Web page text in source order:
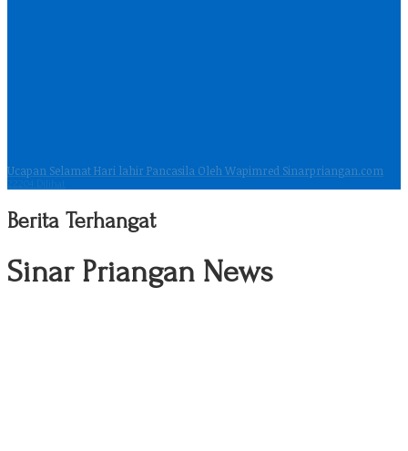
Ucapan Selamat Hari lahir Pancasila Oleh Wapimred Sinarpriangan.com
22204 Dilihat
Berita Terhangat
Sinar Priangan News